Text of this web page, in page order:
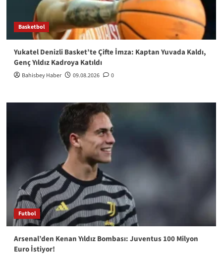
Basketbol
Yukatel Denizli Basket’te Çifte İmza: Kaptan Yuvada Kaldı,
Genç Yıldız Kadroya Katıldı
Bahisbey Haber 09.08.2026 0
Futbol
Arsenal’den Kenan Yıldız Bombası: Juventus 100 Milyon
Euro İstiyor!